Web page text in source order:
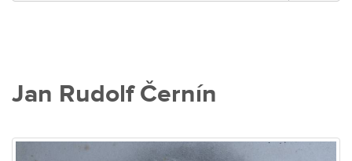
Jan Rudolf Černín